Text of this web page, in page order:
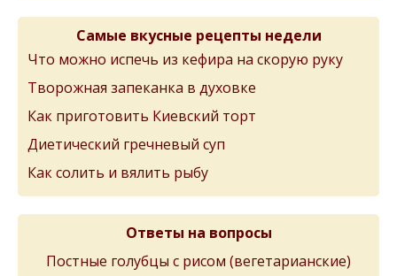
Самые вкусные рецепты недели
Что можно испечь из кефира на скорую руку
Творожная запеканка в духовке
Как приготовить Киевский торт
Диетический гречневый суп
Как солить и вялить рыбу
Ответы на вопросы
Постные голубцы с рисом (вегетарианские)